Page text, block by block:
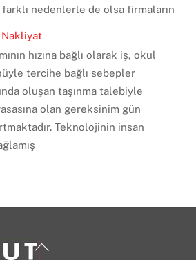
nedenlerle de olsa firmaların
Nakliyat
hızına bağlı olarak iş, okul
tercihe bağlı sebepler
oluşan taşınma talebiyle
olan gereksinim gün
Teknolojinin insan
Back